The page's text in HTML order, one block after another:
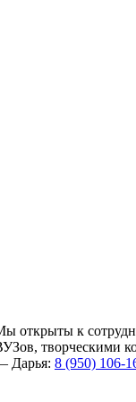
открыты к
творческими
Дарья: 8 (950) 106-